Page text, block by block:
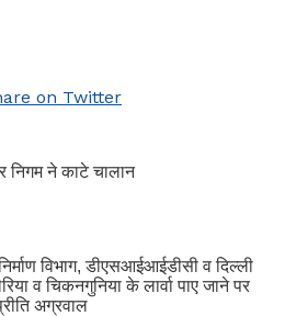
on Twitter
निगम ने काटे चालान
विभाग, डीएसआईआईडीसी व दिल्ली
व चिकनगुनिया के लार्वा पाए जाने पर
अग्रवाल